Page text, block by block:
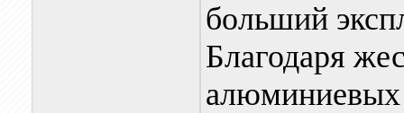
больший
Благодаря